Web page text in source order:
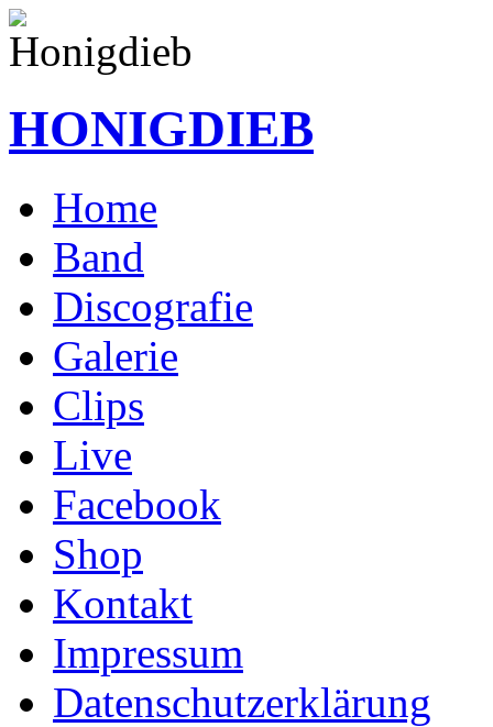
HONIGDIEB
Home
Band
Discografie
Galerie
Clips
Live
Facebook
Shop
Kontakt
Impressum
Datenschutzerklärung